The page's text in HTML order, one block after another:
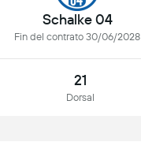
Schalke 04
Fin del contrato 30/06/2028
21
Dorsal